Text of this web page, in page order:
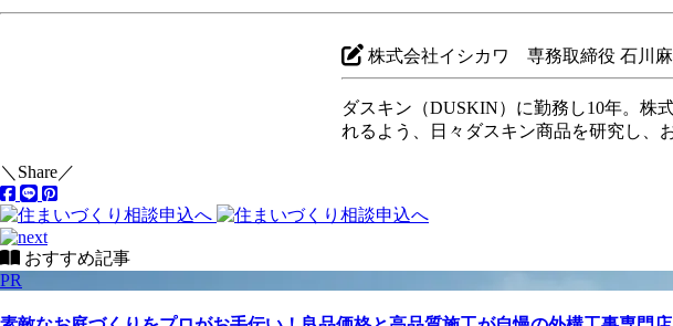
株式会社イシカワ 専務取締役 石川
ダスキン（DUSKIN）に勤務し10年。株
れるよう、日々ダスキン商品を研究し、
＼Share／
おすすめ記事
PR